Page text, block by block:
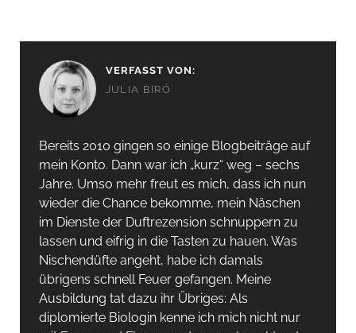
VERFASST VON:
JULIA BIRÓ
Bereits 2010 gingen so einige Blogbeiträge auf
mein Konto. Dann war ich „kurz“ weg – sechs
Jahre. Umso mehr freut es mich, dass ich nun
wieder die Chance bekomme, mein Näschen
im Dienste der Duftrezension schnuppern zu
lassen und eifrig in die Tasten zu hauen. Was
Nischendüfte angeht, habe ich damals
übrigens schnell Feuer gefangen. Meine
Ausbildung tat dazu ihr Übriges: Als
diplomierte Biologin kenne ich mich nicht nur